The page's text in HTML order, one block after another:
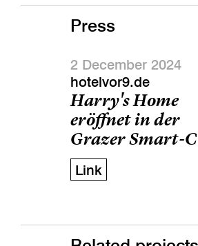
Press
2 December 2024
hotelvor9.de
Harry's Home
eröffnet in der
Grazer Smart-
Link